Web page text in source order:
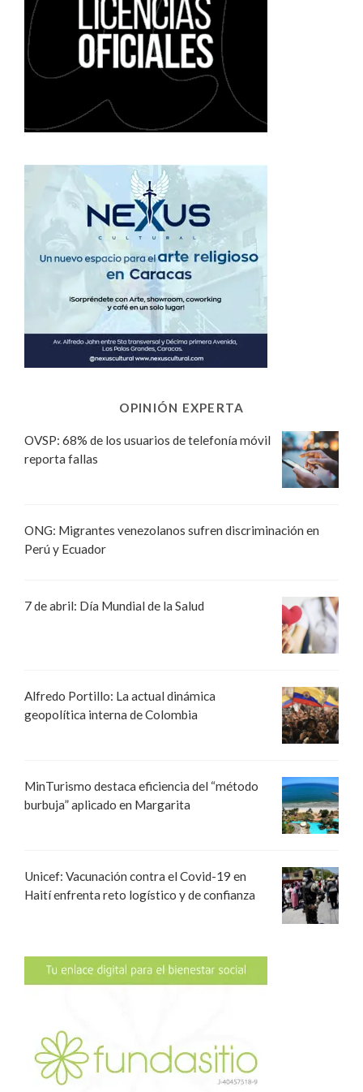
OPINIÓN EXPERTA
OVSP: 68% de los usuarios de telefonía móvil
reporta fallas
ONG: Migrantes venezolanos sufren discriminación en
Perú y Ecuador
7 de abril: Día Mundial de la Salud
Alfredo Portillo: La actual dinámica
geopolítica interna de Colombia
MinTurismo destaca eficiencia del “método
burbuja” aplicado en Margarita
Unicef: Vacunación contra el Covid-19 en
Haití enfrenta reto logístico y de confianza